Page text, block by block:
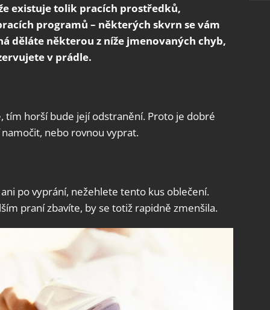
existuje tolik pracích prostředků,
programů – některých skvrn se vám
děláte některou z níže jmenovaných chyb,
v prádle.
tím horší bude její odstranění. Proto je dobré
nebo rovnou vyprat.
po vyprání, nežehlete tento kus oblečení.
praní zbavíte, by se totiž rapidně zmenšila.